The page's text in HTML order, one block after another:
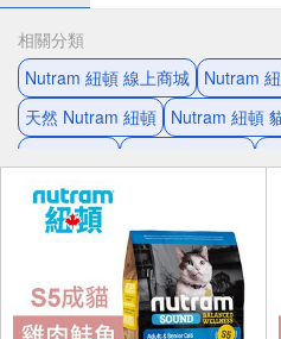
相關分類
Nutram 紐頓 線上商城
Nutram
天然 Nutram 紐頓
Nutram 紐頓